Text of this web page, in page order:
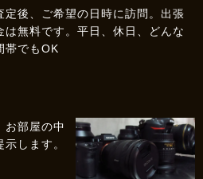
定後、ご希望の日時に訪問。出張
は無料です。平日、休日、どんな
帯でもOK
お部屋の中
します。